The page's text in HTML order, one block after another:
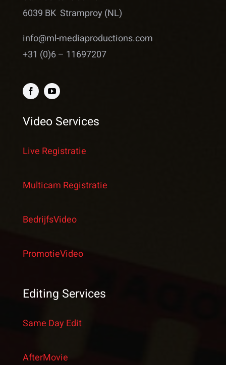
6039 BK Stramproy (NL)
info@ml-mediaproductions.com
+31 (0)6 – 11697207
Video Services
Live Registratie
Multicam Registratie
BedrijfsVideo
PromotieVideo
Editing Services
Same Day Edit
AfterMovie